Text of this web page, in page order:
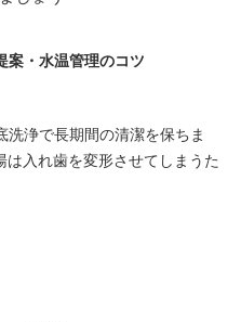
案・水温管理のコツ
洗浄で長期間の清潔を保ちま
は入れ歯を変形させてしまうた